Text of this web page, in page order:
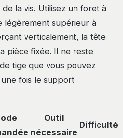
la vis. Utilisez un foret à
légèrement supérieur à
verticalement, la tête
pièce fixée. Il ne reste
tige que vous pouvez
fois le support
Outil
nécessaire
Difficulté